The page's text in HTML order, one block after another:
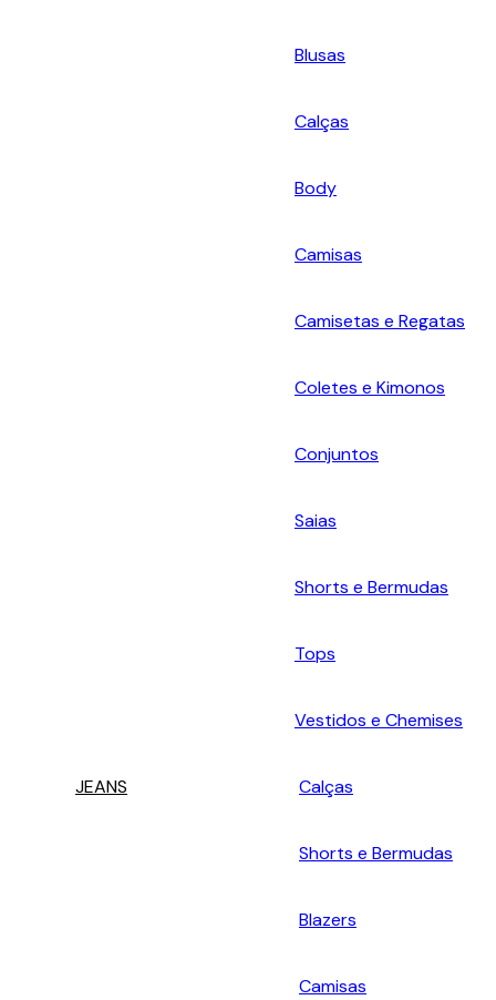
Blusas
Calças
Body
Camisas
Camisetas e Regatas
Coletes e Kimonos
Conjuntos
Saias
Shorts e Bermudas
Tops
Vestidos e Chemises
JEANS Calças
Shorts e Bermudas
Blazers
Camisas